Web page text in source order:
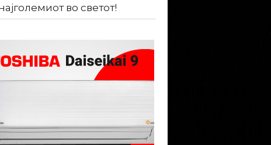
во светот!